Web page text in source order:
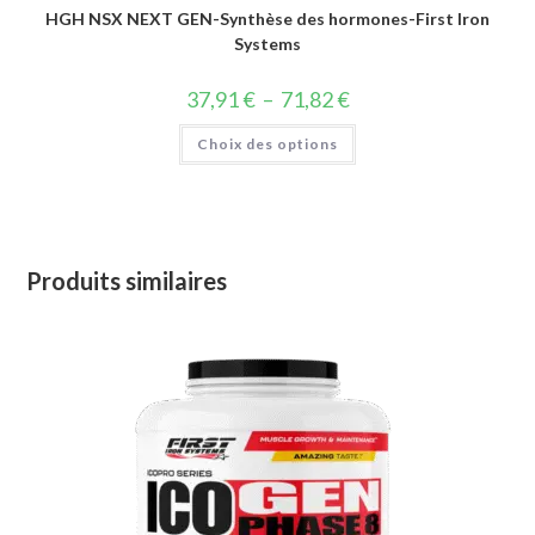
HGH NSX NEXT GEN-Synthèse des hormones-First Iron
Systems
37,91€ – 71,82€
Choix des options
Produits similaires